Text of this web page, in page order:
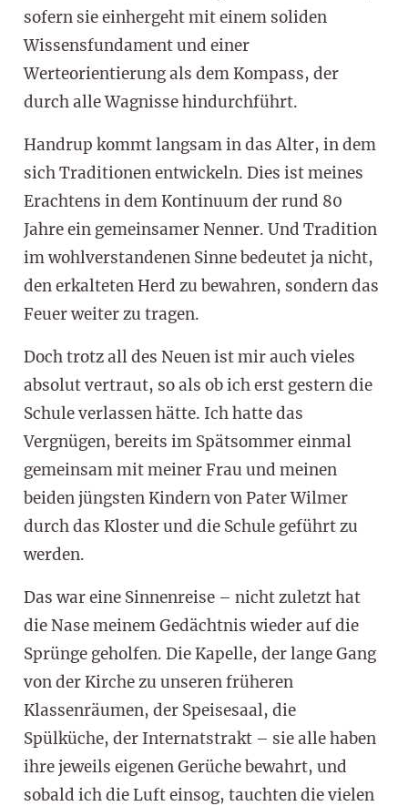
sofern sie einhergeht mit einem soliden
Wissensfundament und einer
Werteorientierung als dem Kompass, der
durch alle Wagnisse hindurchführt.
Handrup kommt langsam in das Alter, in dem
sich Traditionen entwickeln. Dies ist meines
Erachtens in dem Kontinuum der rund 80
Jahre ein gemeinsamer Nenner. Und Tradition
im wohlverstandenen Sinne bedeutet ja nicht,
den erkalteten Herd zu bewahren, sondern das
Feuer weiter zu tragen.
Doch trotz all des Neuen ist mir auch vieles
absolut vertraut, so als ob ich erst gestern die
Schule verlassen hätte. Ich hatte das
Vergnügen, bereits im Spätsommer einmal
gemeinsam mit meiner Frau und meinen
beiden jüngsten Kindern von Pater Wilmer
durch das Kloster und die Schule geführt zu
werden.
Das war eine Sinnenreise – nicht zuletzt hat
die Nase meinem Gedächtnis wieder auf die
Sprünge geholfen. Die Kapelle, der lange Gang
von der Kirche zu unseren früheren
Klassenräumen, der Speisesaal, die
Spülküche, der Internatstrakt – sie alle haben
ihre jeweils eigenen Gerüche bewahrt, und
sobald ich die Luft einsog, tauchten die vielen